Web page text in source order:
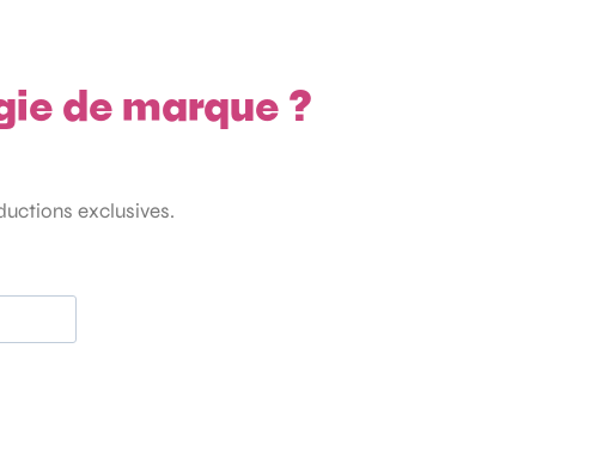
de marque ?
exclusives.